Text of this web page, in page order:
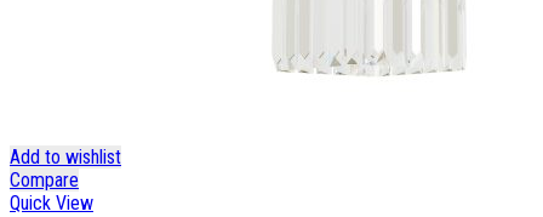
Add to wishlist
Compare
Quick View